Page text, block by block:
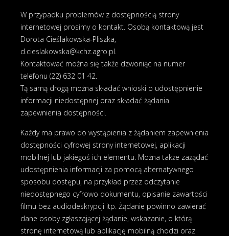
W przypadku problemów z dostępnością strony
internetowej prosimy o kontakt. Osobą kontaktową jest
Dorota Cieślakowska-Pliszka,
d.cieslakowska@kchz.agro.pl.
Kontaktować można się także dzwoniąc na numer
telefonu (22) 632 01 42.
Tą samą drogą można składać wnioski o udostępnienie
informacji niedostępnej oraz składać żądania
zapewnienia dostępności.
Każdy ma prawo do wystąpienia z żądaniem zapewnienia
dostępności cyfrowej strony internetowej, aplikacji
mobilnej lub jakiegoś ich elementu. Można także zażądać
udostępnienia informacji za pomocą alternatywnego
sposobu dostępu, na przykład przez odczytanie
niedostępnego cyfrowo dokumentu, opisanie zawartości
filmu bez audiodeskrypcji itp. Żądanie powinno zawierać
dane osoby zgłaszającej żądanie, wskazanie, o którą
stronę internetową lub aplikację mobilną chodzi oraz